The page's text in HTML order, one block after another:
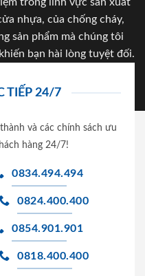
trong lĩnh vực sản xuất
nhựa, của chống cháy,
sản phẩm mà chúng tôi
bạn hài lòng tuyệt đối.
TIẾP 24/7
và các chính sách ưu
hàng 24/7!
0834.494.494
0824.400.400
0854.901.901
0818.400.400